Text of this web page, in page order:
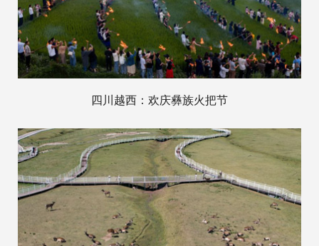
四川越西：欢庆彝族火把节